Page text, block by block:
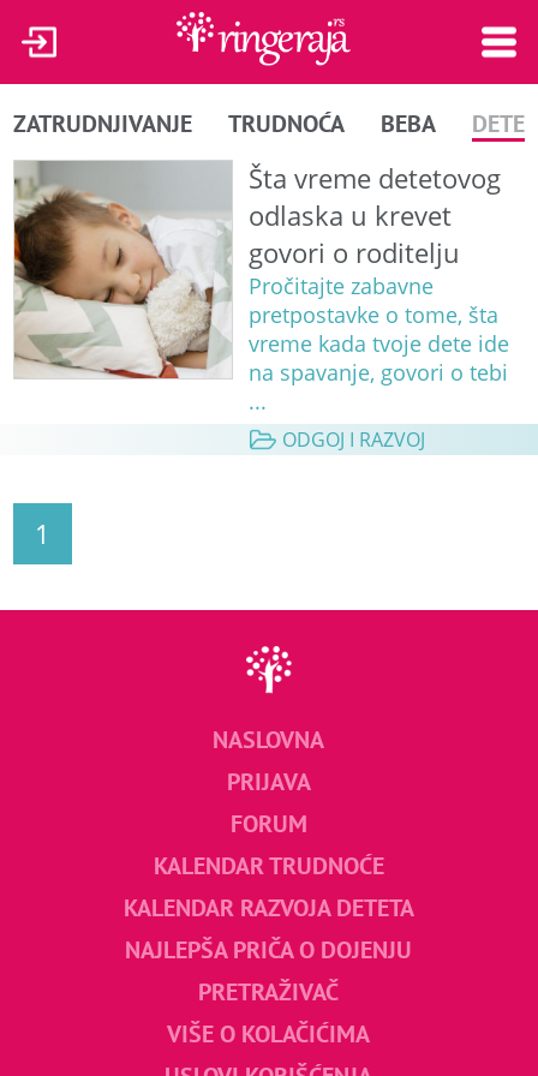
ZATRUDNJIVANJE TRUDNOĆA BEBA DETE
Šta vreme detetovog
odlaska u krevet
govori o roditelju
Pročitajte zabavne
pretpostavke o tome, šta
vreme kada tvoje dete ide
na spavanje, govori o tebi
...
ODGOJ I RAZVOJ
1
NASLOVNA
PRIJAVA
FORUM
KALENDAR TRUDNOĆE
KALENDAR RAZVOJA DETETA
NAJLEPŠA PRIČA O DOJENJU
PRETRAŽIVAČ
VIŠE O KOLAČIĆIMA